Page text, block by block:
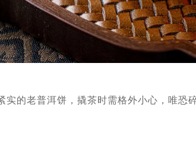
的老普洱饼，撬茶时需格外小心，唯